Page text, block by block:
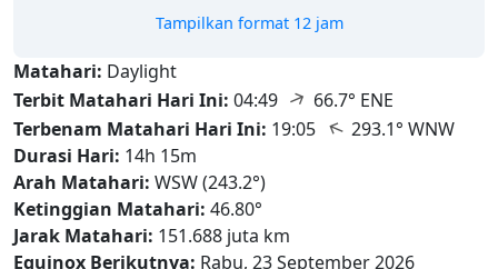
Tampilkan format 12 jam
Matahari: Daylight
Terbit Matahari Hari Ini: 04:49 ↑ 66.7° ENE
Terbenam Matahari Hari Ini: 19:05 ↑ 293.1° WNW
Durasi Hari: 14h 15m
Arah Matahari: WSW (243.2°)
Ketinggian Matahari: 46.80°
Jarak Matahari: 151.688 juta km
Equinox Berikutnya: Rabu, 23 September 2026